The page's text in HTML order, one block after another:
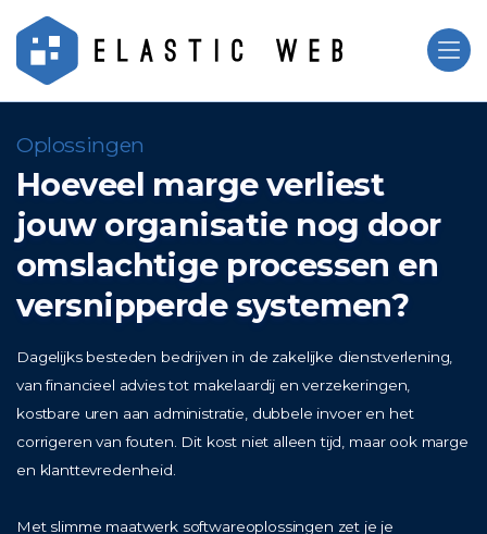
Oplossingen
Hoeveel marge verliest
jouw organisatie nog door
omslachtige processen en
versnipperde systemen?
Dagelijks besteden bedrijven in de zakelijke dienstverlening,
van financieel advies tot makelaardij en verzekeringen,
kostbare uren aan administratie, dubbele invoer en het
corrigeren van fouten. Dit kost niet alleen tijd, maar ook marge
en klanttevredenheid.
Met slimme maatwerk softwareoplossingen zet je je